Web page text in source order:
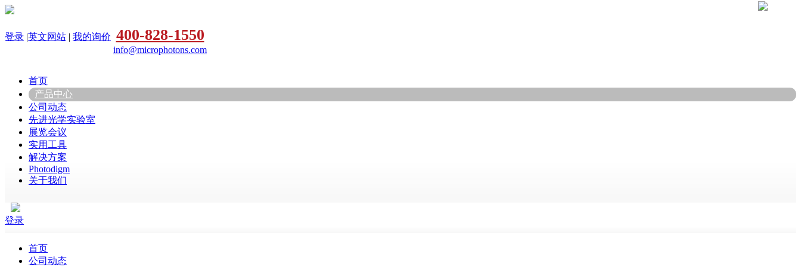
登录 |英文网站 | 我的询价 400-828-1550
info@microphotons.com
首页
产品中心
公司动态
先进光学实验室
展览会议
实用工具
解决方案
Photodigm
关于我们
登录
首页
公司动态